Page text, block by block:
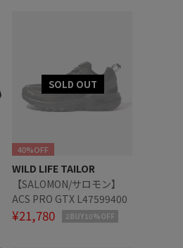
40%OFF
WILD LIFE TAILOR
【SALOMON/サロモン】
ACS PRO GTX L47599400
¥21,780 2BUY10%OFF